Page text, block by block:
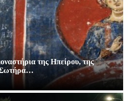
της Ηπείρου, της